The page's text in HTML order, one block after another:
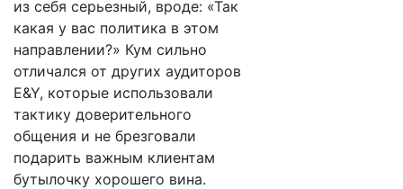
из себя серьезный, вроде: «Так
какая у вас политика в этом
направлении?» Кум сильно
отличался от других аудиторов
E&Y, которые использовали
тактику доверительного
общения и не брезговали
подарить важным клиентам
бутылочку хорошего вина.